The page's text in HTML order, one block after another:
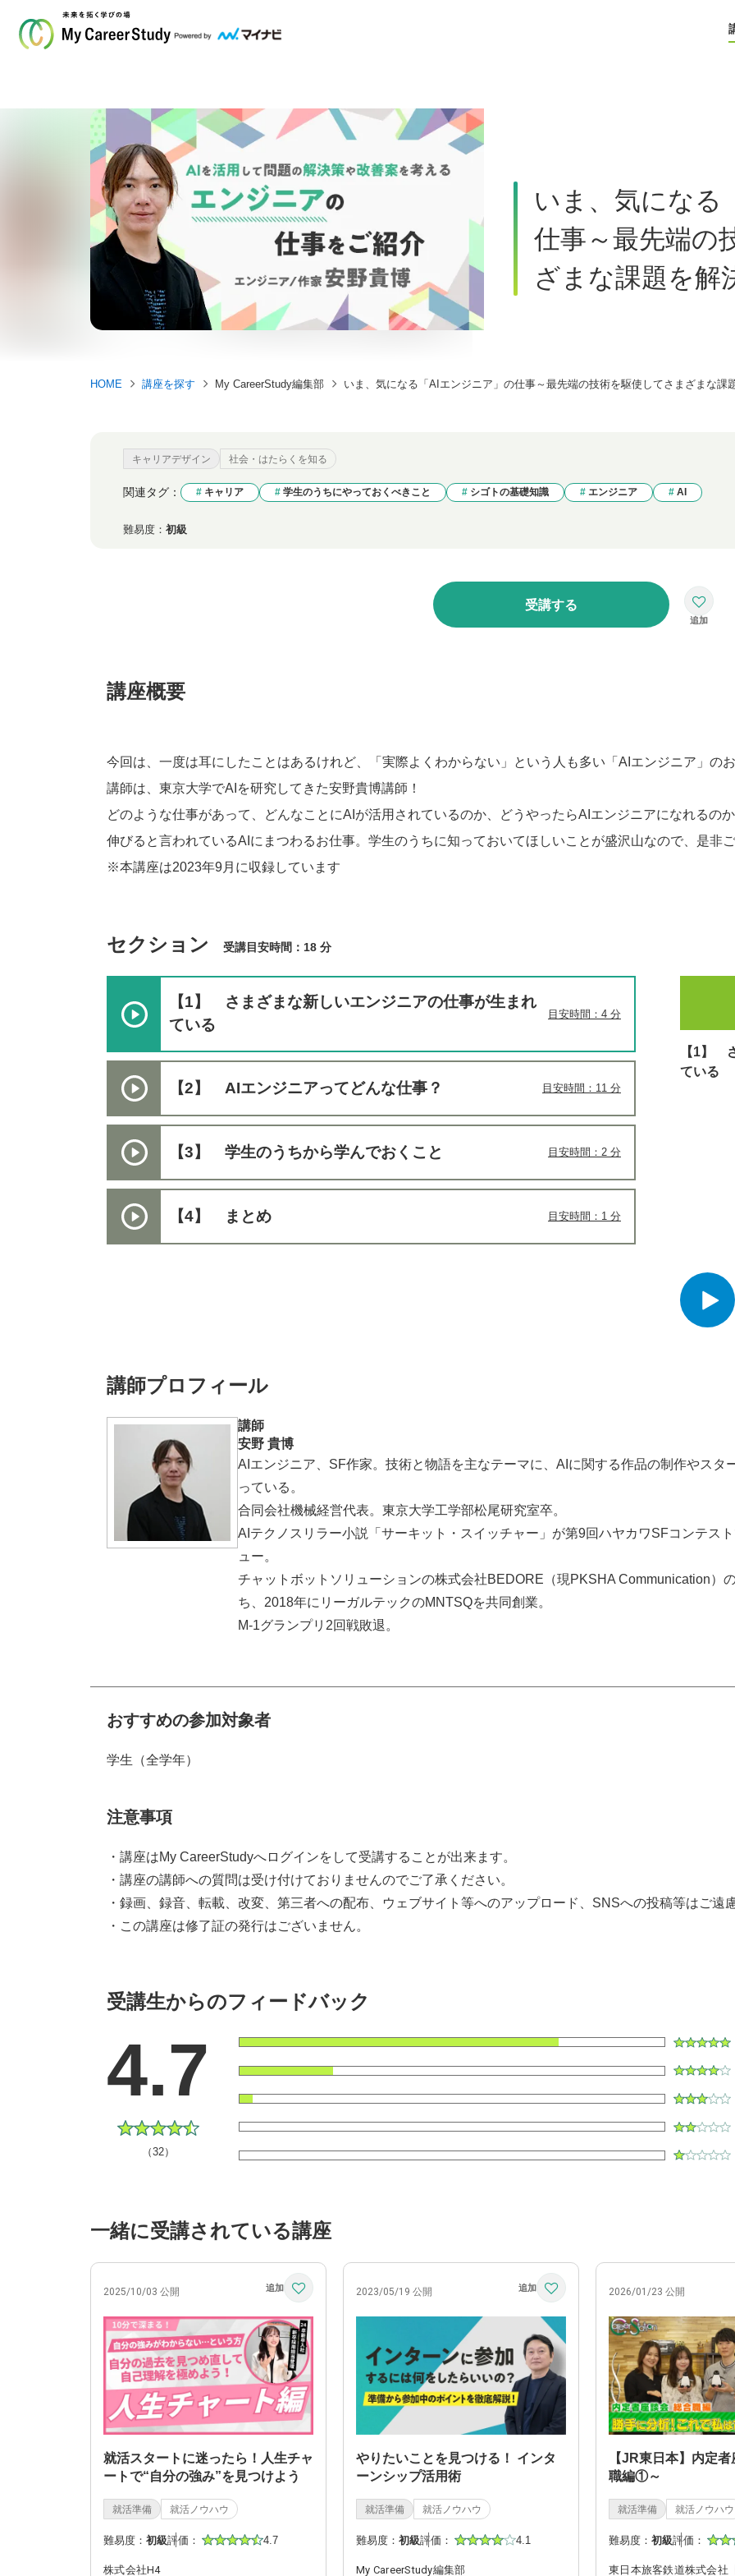
いま、気になる
仕事～最先端の
ざまな課題を解
HOME 講座を探す My CareerStudy編集部 いま、気になる「AIエンジニア」の仕事～最先端の技術を駆使してさまざまな課
キャリアデザイン 社会・はたらくを知る
関連タグ： キャリア 学生のうちにやっておくべきこと シゴトの基礎知識 エンジニア AI
難易度： 初級
受講する
講座概要
今回は、一度は耳にしたことはあるけれど、「実際よくわからない」という人も多い「AIエンジニア」の
講師は、東京大学でAIを研究してきた安野貴博講師！
どのような仕事があって、どんなことにAIが活用されているのか、どうやったらAIエンジニアになれるの
伸びると言われているAIにまつわるお仕事。学生のうちに知っておいてほしいことが盛沢山なので、是非ご
※本講座は2023年9月に収録しています
セクション 受講目安時間：18 分
【1】 さまざまな新しいエンジニアの仕事が生まれ
ている
目安時間：4 分
【2】 AIエンジニアってどんな仕事？ 目安時間：11 分
【3】 学生のうちから学んでおくこと 目安時間：2 分
【4】 まとめ 目安時間：1 分
【1】
ている
講師プロフィール
講師
安野 貴博
AIエンジニア、SF作家。技術と物語を主なテーマに、AIに関する作品の制作やスタ
っている。
合同会社機械経営代表。東京大学工学部松尾研究室卒。
AIテクノスリラー小説「サーキット・スイッチャー」が第9回ハヤカワSFコンテス
ュー。
チャットボットソリューションの株式会社BEDORE（現PKSHA Communication）
ち、2018年にリーガルテックのMNTSQを共同創業。
M-1グランプリ2回戦敗退。
おすすめの参加対象者
学生（全学年）
注意事項
・講座はMy CareerStudyへログインをして受講することが出来ます。
・講座の講師への質問は受け付けておりませんのでご了承ください。
・録画、録音、転載、改変、第三者への配布、ウェブサイト等へのアップロード、SNSへの投稿等はご遠
・この講座は修了証の発行はございません。
受講生からのフィードバック
4.7
（32）
一緒に受講されている講座
2025/10/03 公開
就活スタートに迷ったら！人生チャ
ートで“自分の強み”を見つけよう
就活準備 就活ノウハウ
難易度： 初級評価： 4.7
株式会社H4
2023/05/19 公開
やりたいことを見つける！ インタ
ーンシップ活用術
就活準備 就活ノウハウ
難易度： 初級評価： 4.1
My CareerStudy編集部
2026/01/23 公開
【JR東日本】内定
職編①～
就活準備 就活ノウハウ
難易度： 初級評価：
東日本旅客鉄道株式会社